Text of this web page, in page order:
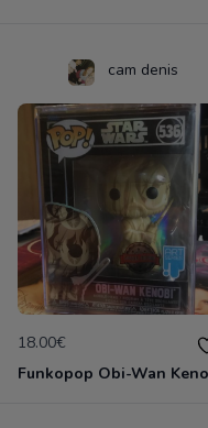
cam denis
18.00€